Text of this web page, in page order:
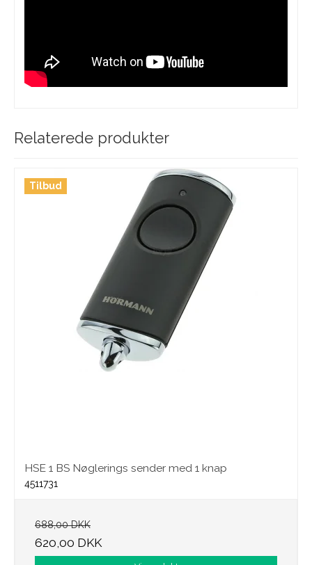
Relaterede produkter
Tilbud
HSE 1 BS Nøglerings sender med 1 knap
4511731
688,00 DKK
620,00 DKK